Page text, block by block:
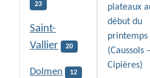
23
Saint-
Vallier
20
Dolmen 12
plateaux
début du
printemps
(Caussols –
Cipières)